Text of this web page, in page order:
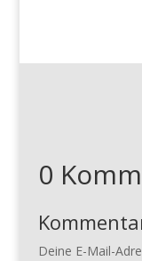
0
Deine E-Mail-